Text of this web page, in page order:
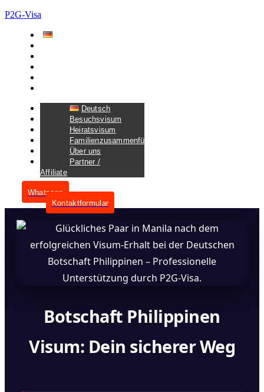
P2G-Visa
Deutsch
Besuchsvisum
Heiratsvisum
Familienzusammenführungsvisum
Über uns
Partner /
Affiliate
Whatsapp
Kontaktformular
Botschaft Philippinen
Visum: Dein sicherer Weg